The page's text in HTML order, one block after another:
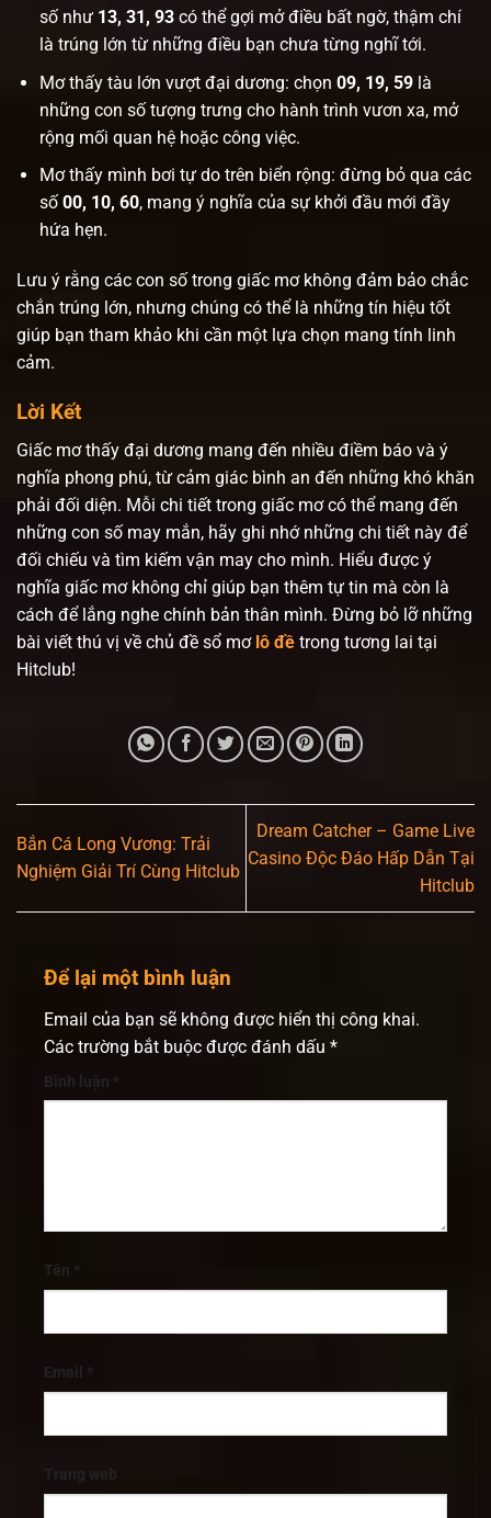
số như 13, 31, 93có thể gợi mở điều bất ngờ, thậm chí
là trúng lớn từ những điều bạn chưa từng nghĩ tới.
Mơ thấy tàu lớn vượt đại dương: chọn 09, 19, 59là
những con số tượng trưng cho hành trình vươn xa, mở
rộng mối quan hệ hoặc công việc.
Mơ thấy mình bơi tự do trên biển rộng: đừng bỏ qua các
số 00, 10, 60, mang ý nghĩa của sự khởi đầu mới đầy
hứa hẹn.
Lưu ý rằng các con số trong giấc mơ không đảm bảo chắc
chắn trúng lớn, nhưng chúng có thể là những tín hiệu tốt
giúp bạn tham khảo khi cần một lựa chọn mang tính linh
cảm.
Lời Kết
Giấc mơ thấy đại dương mang đến nhiều điềm báo và ý
nghĩa phong phú, từ cảm giác bình an đến những khó khăn
phải đối diện. Mỗi chi tiết trong giấc mơ có thể mang đến
những con số may mắn, hãy ghi nhớ những chi tiết này để
đối chiếu và tìm kiếm vận may cho mình. Hiểu được ý
nghĩa giấc mơ không chỉ giúp bạn thêm tự tin mà còn là
cách để lắng nghe chính bản thân mình. Đừng bỏ lỡ những
bài viết thú vị về chủ đề sổ mơ lô đề trong tương lai tại
Hitclub!
Bắn Cá Long Vương: Trải
Nghiệm Giải Trí Cùng Hitclub
Dream Catcher – Game Live
Casino Độc Đáo Hấp Dẫn Tại
Hitclub
Để lại một bình luận
Email của bạn sẽ không được hiển thị công khai.
Các trường bắt buộc được đánh dấu *
Bình luận *
Tên *
Email *